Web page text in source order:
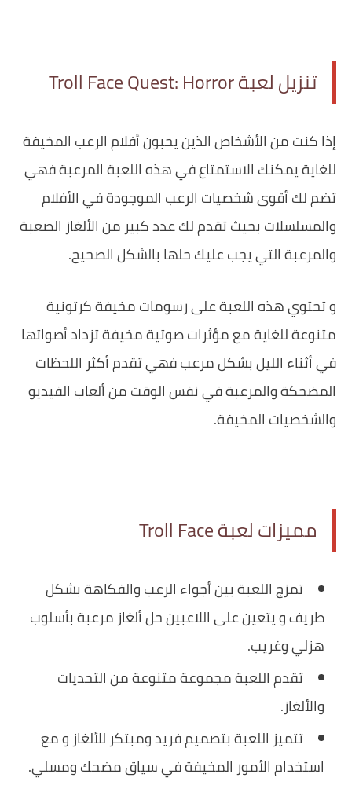
تنزيل لعبة Troll Face Quest: Horror
‏إذا كنت من الأشخاص الذين يحبون أفلام الرعب المخيفة
للغاية يمكنك الاستمتاع في هذه اللعبة المرعبة فهي
تضم لك أقوى شخصيات الرعب الموجودة في الأفلام
والمسلسلات بحيث تقدم لك عدد كبير من الألغاز الصعبة
والمرعبة التي يجب عليك حلها بالشكل الصحيح.
‏و تحتوي هذه اللعبة على رسومات مخيفة كرتونية
متنوعة للغاية مع مؤثرات صوتية مخيفة تزداد أصواتها
في أثناء الليل بشكل مرعب فهي تقدم أكثر اللحظات
المضحكة والمرعبة في نفس الوقت من ألعاب الفيديو
والشخصيات المخيفة.
مميزات لعبة Troll Face
تمزج اللعبة بين أجواء الرعب والفكاهة بشكل
طريف و يتعين على اللاعبين حل ألغاز مرعبة بأسلوب
هزلي وغريب.
تقدم اللعبة مجموعة متنوعة من التحديات
والألغاز.
تتميز اللعبة بتصميم فريد ومبتكر للألغاز و مع
استخدام الأمور المخيفة في سياق مضحك ومسلي.